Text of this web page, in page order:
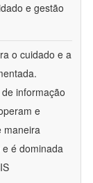
e gestão
o cuidado e a
informação
e
maneira
é dominada